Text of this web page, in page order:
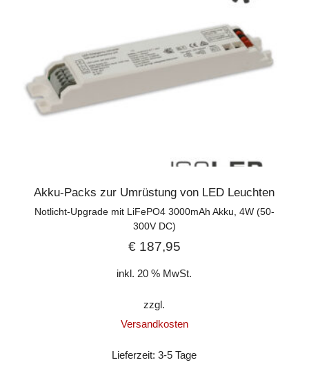
Akku-Packs zur Umrüstung von LED Leuchten
Notlicht-Upgrade mit LiFePO4 3000mAh Akku, 4W (50-
300V DC)
€187,95
inkl. 20 % MwSt.
zzgl.
Versandkosten
Lieferzeit:3-5 Tage